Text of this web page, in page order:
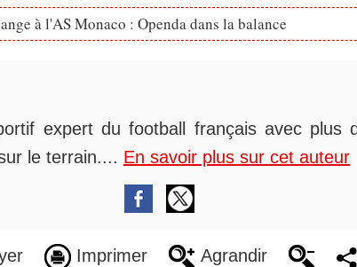
à l'AS Monaco : Openda dans la balance
expert du football français avec plus
le terrain.... En savoir plus sur cet auteur
Imprimer Agrandir